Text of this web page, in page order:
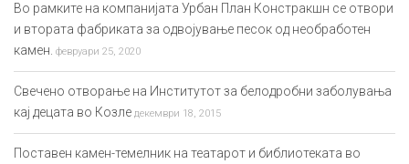
Во рамките на компанијата Урбан План Констракшн се отвори
и втората фабриката за одвојување песок од необработен
камен. февруари 25, 2020
Свечено отворање на Институтот за белодробни заболувања
кај децата во Козле декември 18, 2015
Поставен камен-темелник на театарот и библиотеката во